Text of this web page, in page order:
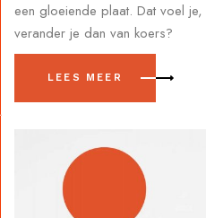
een gloeiende plaat. Dat voel
verander je dan van koers?
LEES MEER